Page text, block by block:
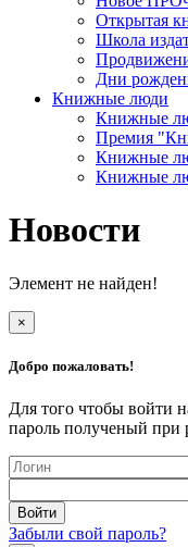
Открытая
Школа
Дни
Книжные люди
Книжные
Премия
Книжные
Книжные
Новости
Элемент не найден!
×
Добро пожаловать!
Для того чтобы войти
пароль полученый при
Забыли свой пароль?